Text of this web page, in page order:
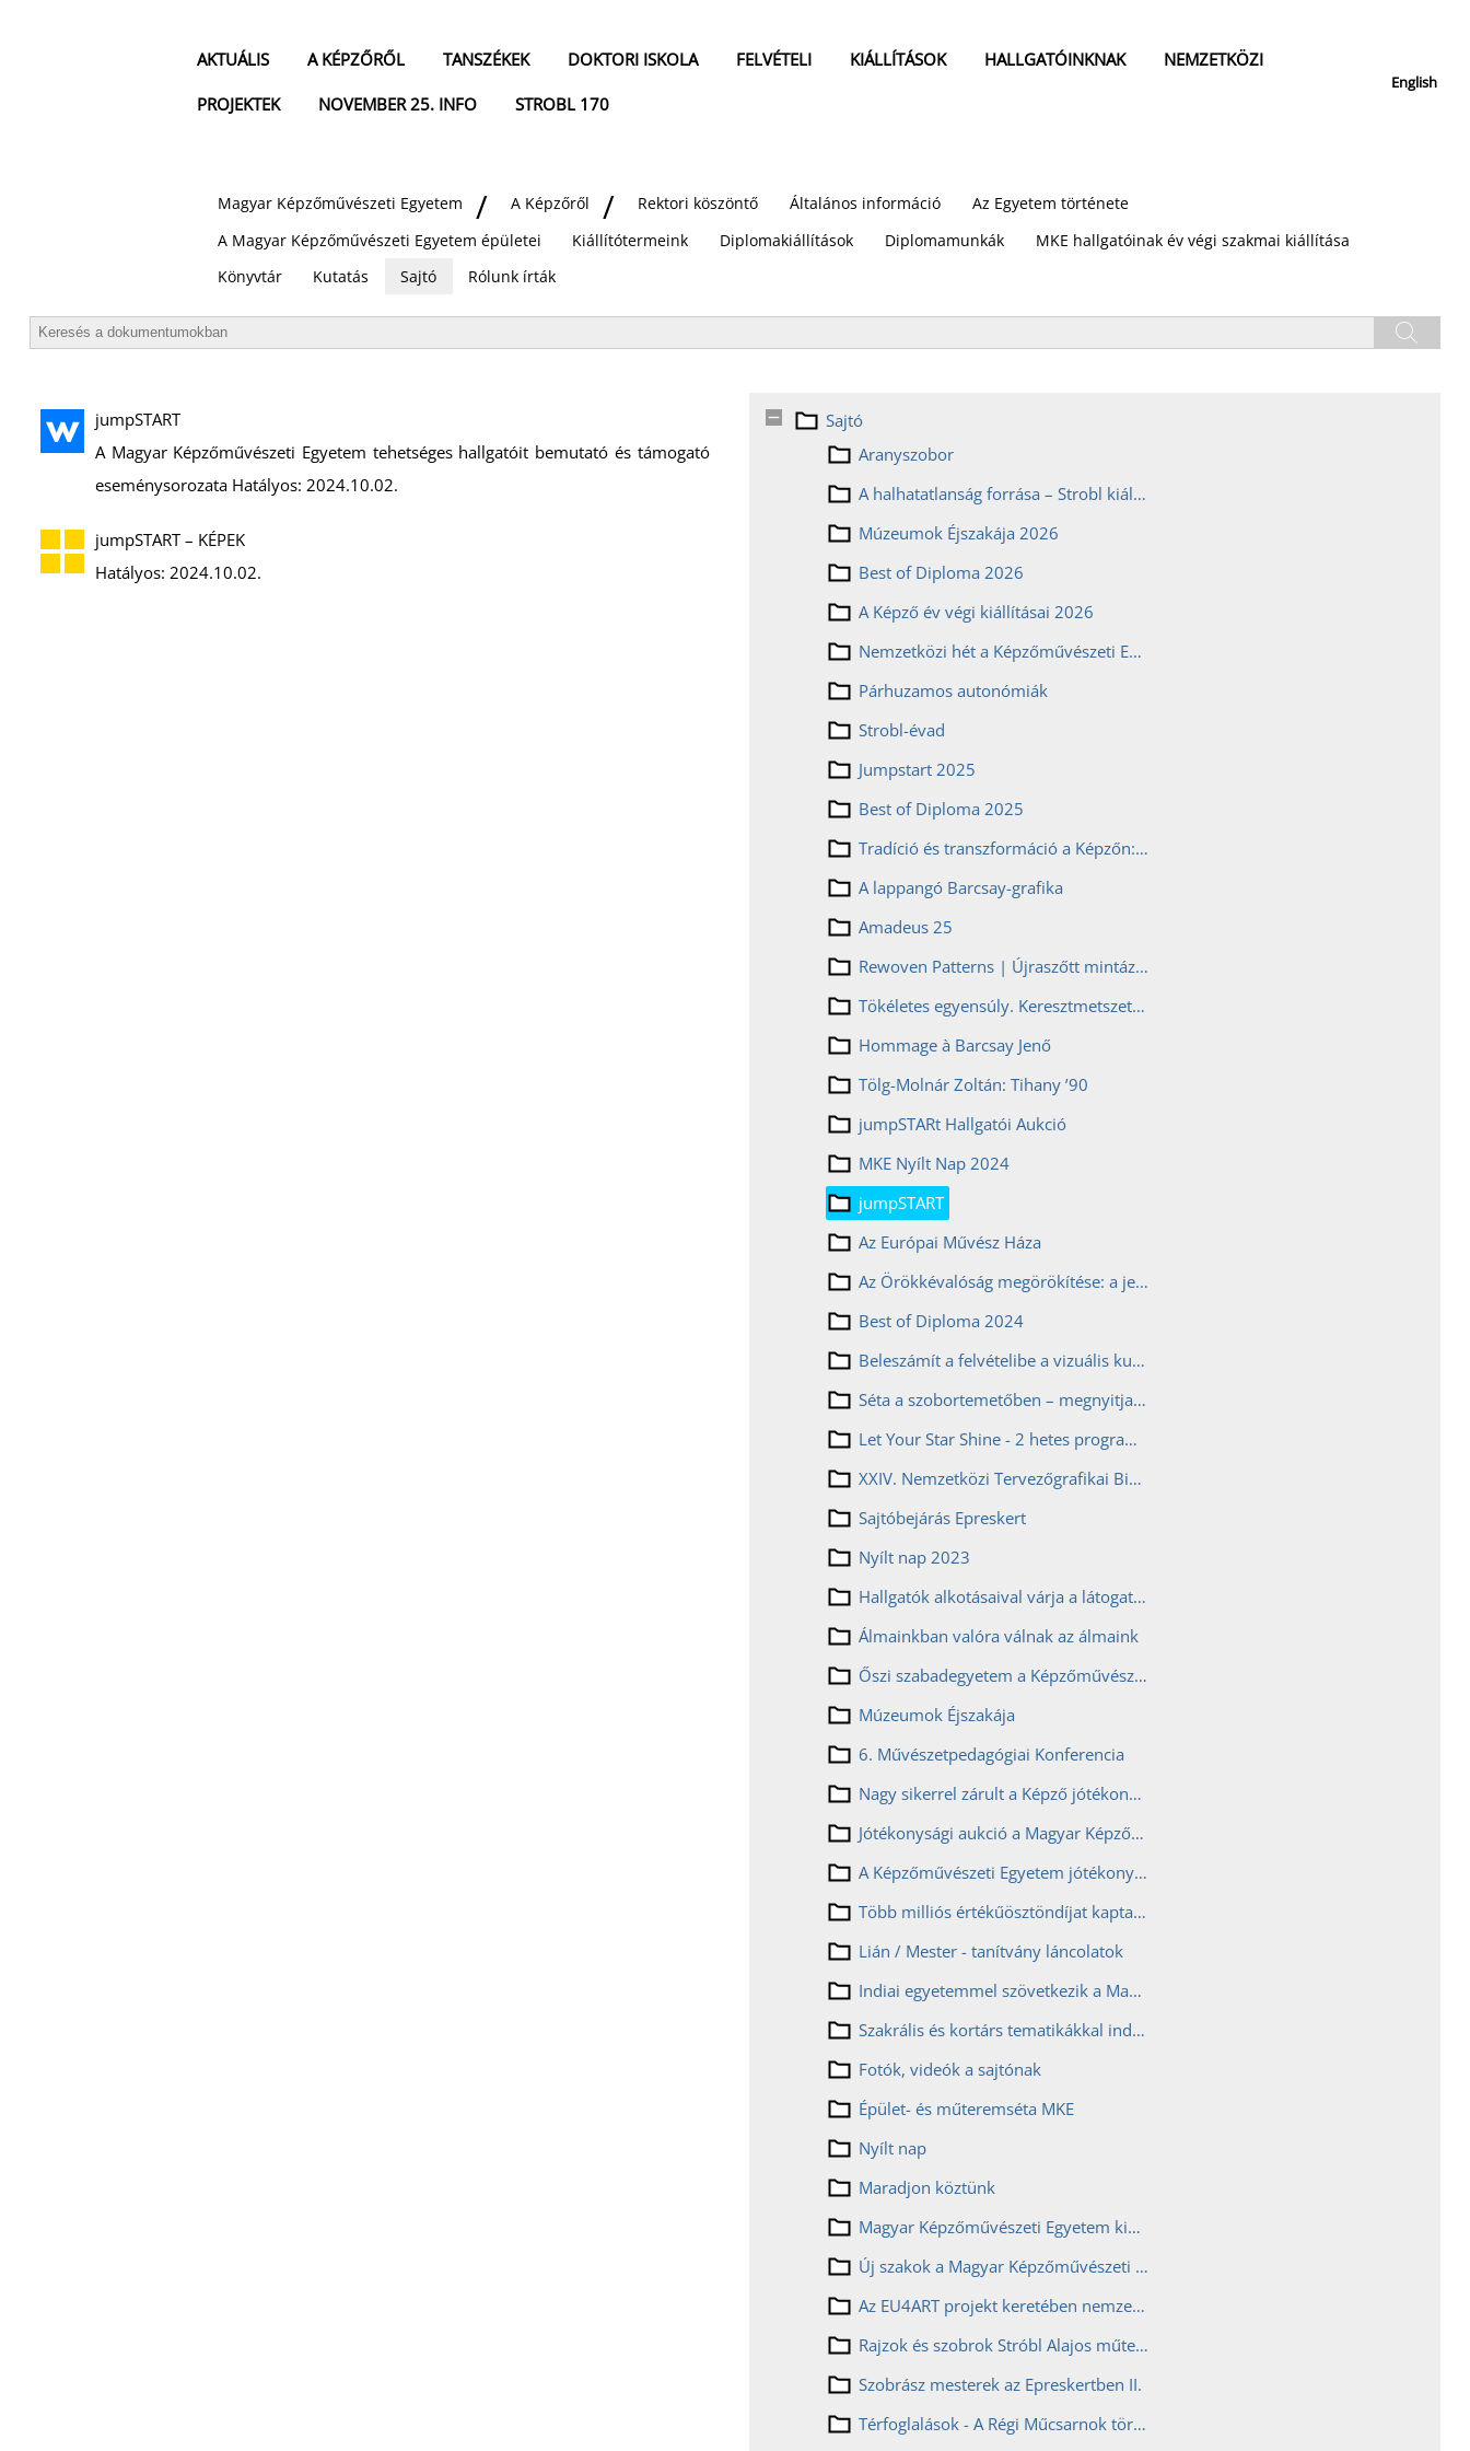
AKTUÁLIS A KÉPZŐRŐL TANSZÉKEK DOKTORI ISKOLA FELVÉTELI KIÁLLÍTÁSOK HALLGATÓINKNAK
NEMZETKÖZI
PROJEKTEK
NOVEMBER 25. INFO STROBL 170
English
Magyar Képzőművészeti Egyetem A Képzőről Rektori köszöntő Általános információ
Az Egyetem története
A Magyar Képzőművészeti Egyetem épületei
Kiállítótermeink Diplomakiállítások Diplomamunkák
MKE hallgatóinak év végi szakmai kiállítása
Könyvtár
Kutatás Sajtó Rólunk írták
jumpSTART
A Magyar Képzőművészeti Egyetem tehetséges hallgatóit bemutató és támogató
eseménysorozata Hatályos: 2024.10.02.
jumpSTART – KÉPEK
Hatályos: 2024.10.02.
Sajtó
Aranyszobor
A halhatatlanság forrása – Strobl kiállítás
Múzeumok Éjszakája 2026
Best of Diploma 2026
A Képző év végi kiállításai 2026
Nemzetközi hét a Képzőművészeti Egyetemen
Párhuzamos autonómiák
Strobl-évad
Jumpstart 2025
Best of Diploma 2025
Tradíció és transzformáció a Képzőn: kalligráfia workshop, kínai bronzok és Heri Dono a Múzeumok Éjszakáján
A lappangó Barcsay-grafika
Amadeus 25
Rewoven Patterns | Újraszőtt mintázatok
Tökéletes egyensúly. Keresztmetszet – Barcsay Jenő életműve új megvilágításban
Hommage à Barcsay Jenő
Tölg-Molnár Zoltán: Tihany ’90
jumpSTARt Hallgatói Aukció
MKE Nyílt Nap 2024
jumpSTART
Az Európai Művész Háza
Az Örökkévalóság megörökítése: a jeruzsálemi örmény fotográfia a 19. és 20. században
Best of Diploma 2024
Beleszámít a felvételibe a vizuális kultúra érettségi eredményea következő tanévtől
Séta a szobortemetőben – megnyitja kapuit a titokzatos kert
Let Your Star Shine - 2 hetes programsorozat a Képzőn az uniós csatlakozás 20. évfordulóján
XXIV. Nemzetközi Tervezőgrafikai Biennálé a Képzőn
Sajtóbejárás Epreskert
Nyílt nap 2023
Hallgatók alkotásaival várja a látogatókat a Képző az Art Marketen
Álmainkban valóra válnak az álmaink
Őszi szabadegyetem a Képzőművészetin
Múzeumok Éjszakája
6. Művészetpedagógiai Konferencia
Nagy sikerrel zárult a Képző jótékonysági aukciója és online adományozása
Jótékonysági aukció a Magyar Képzőművészeti Egyetemen
A Képzőművészeti Egyetem jótékonysági adományozást szervez a török földrengés áldozatai javára
Több milliós értékűösztöndíjat kaptak az innovációs pályázatokon nyertes hallgatók a Képzőn
Lián / Mester - tanítvány láncolatok
Indiai egyetemmel szövetkezik a Magyar Képzőművészeti Egyetem
Szakrális és kortárs tematikákkal indul újra a Képző nagysikerű művészeti előadás-sorozata
Fotók, videók a sajtónak
Épület- és műteremséta MKE
Nyílt nap
Maradjon köztünk
Magyar Képzőművészeti Egyetem kiállítása az Art Market Budapesten
Új szakok a Magyar Képzőművészeti Egyetemen
Az EU4ART projekt keretében nemzetközi művészeti kiállítás nyílik Drezdában
Rajzok és szobrok Stróbl Alajos műterméből
Szobrász mesterek az Epreskertben II.
Térfoglalások - A Régi Műcsarnok történetei - Reprezentatív kiállítás a frissen restaurált Lotz-freskókkal a 150 éves Magyar Képzőművészeti Egyetemen